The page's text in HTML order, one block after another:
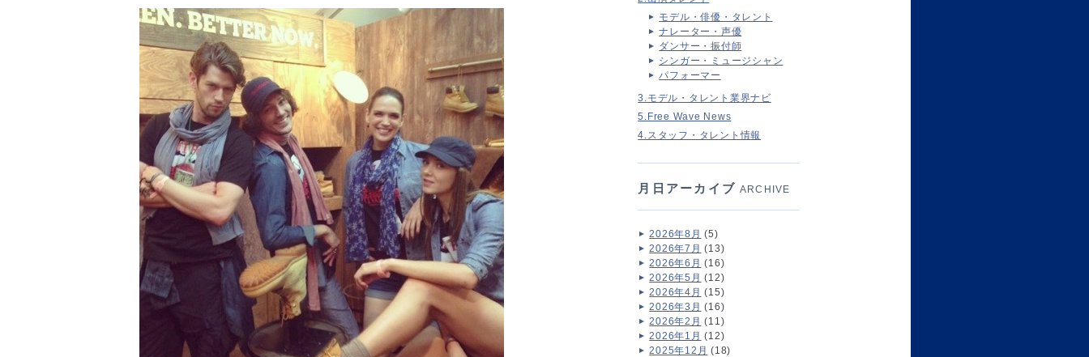
モデル・俳優・タレント
ナレーター・声優
ダンサー・振付師
シンガー・ミュージシャン
パフォーマー
3.モデル・タレント業界ナビ
5.Free Wave News
4.スタッフ・タレント情報
月日アーカイブ ARCHIVE
2026年8月 (5)
2026年7月 (13)
2026年6月 (16)
2026年5月 (12)
2026年4月 (15)
2026年3月 (16)
2026年2月 (11)
2026年1月 (12)
2025年12月 (18)